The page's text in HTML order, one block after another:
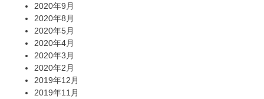
2020年9月
2020年8月
2020年5月
2020年4月
2020年3月
2020年2月
2019年12月
2019年11月